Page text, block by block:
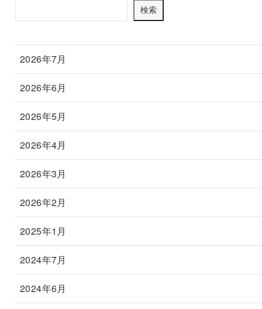
検索
2026年7月
2026年6月
2026年5月
2026年4月
2026年3月
2026年2月
2025年1月
2024年7月
2024年6月